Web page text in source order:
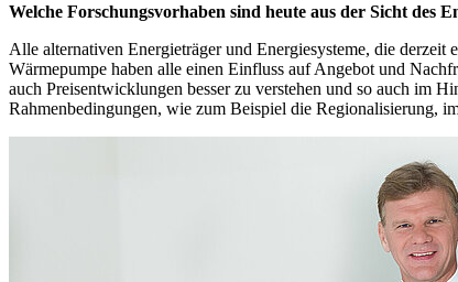
Welche Forschungsvorhaben sind heute aus der Sicht des
Alle alternativen Energieträger und Energiesysteme, die
Wärmepumpe haben alle einen Einfluss auf Angebot und
auch Preisentwicklungen besser zu verstehen und so auch im
Rahmenbedingungen, wie zum Beispiel die Regionalisierung,